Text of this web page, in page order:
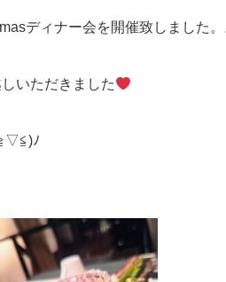
ディナー会を開催致しました。
いただきました
ﾉ